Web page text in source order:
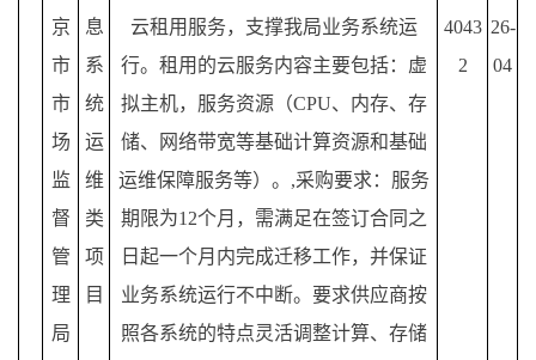
京
市
市
场
监
督
管
理
局
息
系
统
运
维
类
项
目
云租用服务，支撑我局业务系统运
行。租用的云服务内容主要包括：虚
拟主机，服务资源（CPU、内存、存
储、网络带宽等基础计算资源和基础
运维保障服务等）。,采购要求：服务
期限为12个月，需满足在签订合同之
日起一个月内完成迁移工作，并保证
业务系统运行不中断。要求供应商按
照各系统的特点灵活调整计算、存储
4043
2
26-
04